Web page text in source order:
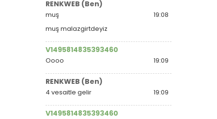
RENKWEB (Ben)
19:08
muş
muş malazgirtdeyiz
V1495814835393460
19:09
Oooo
RENKWEB (Ben)
19:09
4 vesaitle gelir
V1495814835393460